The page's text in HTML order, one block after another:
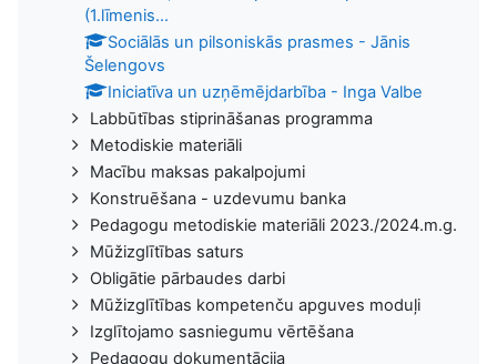
(1.līmenis...
Sociālās un pilsoniskās prasmes - Jānis
Šelengovs
Iniciatīva un uzņēmējdarbība - Inga Valbe
Labbūtības stiprināšanas programma
Metodiskie materiāli
Macību maksas pakalpojumi
Konstruēšana - uzdevumu banka
Pedagogu metodiskie materiāli 2023./2024.m.g.
Mūžizglītības saturs
Obligātie pārbaudes darbi
Mūžizglītības kompetenču apguves moduļi
Izglītojamo sasniegumu vērtēšana
Pedagogu dokumentācija